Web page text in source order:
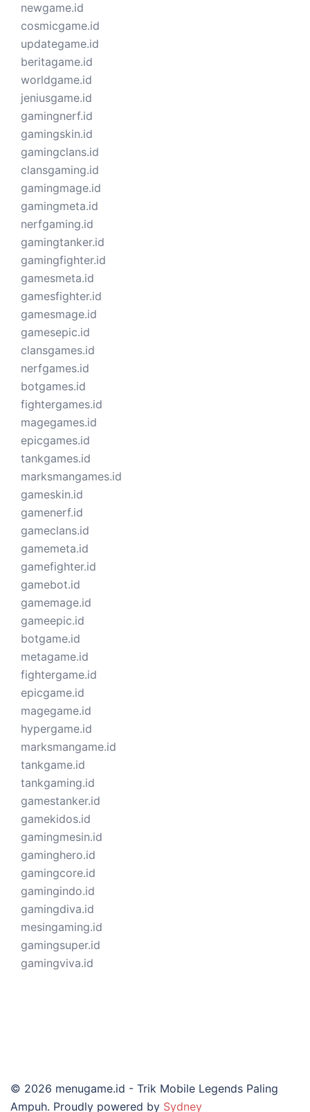
newgame.id
cosmicgame.id
updategame.id
beritagame.id
worldgame.id
jeniusgame.id
gamingnerf.id
gamingskin.id
gamingclans.id
clansgaming.id
gamingmage.id
gamingmeta.id
nerfgaming.id
gamingtanker.id
gamingfighter.id
gamesmeta.id
gamesfighter.id
gamesmage.id
gamesepic.id
clansgames.id
nerfgames.id
botgames.id
fightergames.id
magegames.id
epicgames.id
tankgames.id
marksmangames.id
gameskin.id
gamenerf.id
gameclans.id
gamemeta.id
gamefighter.id
gamebot.id
gamemage.id
gameepic.id
botgame.id
metagame.id
fightergame.id
epicgame.id
magegame.id
hypergame.id
marksmangame.id
tankgame.id
tankgaming.id
gamestanker.id
gamekidos.id
gamingmesin.id
gaminghero.id
gamingcore.id
gamingindo.id
gamingdiva.id
mesingaming.id
gamingsuper.id
gamingviva.id
© 2026 menugame.id - Trik Mobile Legends Paling
Ampuh. Proudly powered by Sydney